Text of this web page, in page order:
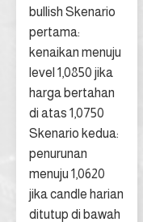
bullish Skenario
pertama:
kenaikan menuju
level 1,0850 jika
harga bertahan
di atas 1,0750
Skenario kedua:
penurunan
menuju 1,0620
jika candle harian
ditutup di bawah